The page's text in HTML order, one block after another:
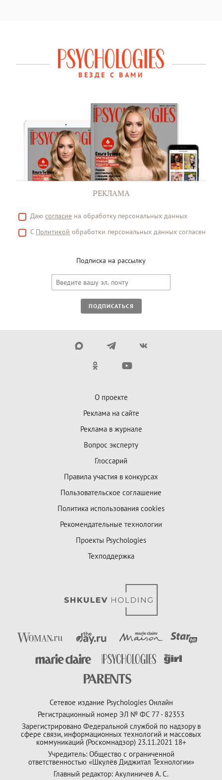
ВЕЗДЕ С ВАМИ
РЕКЛАМА
Даю согласие на обработку персональных данных
С Политикой обработки персональных данных согласен
Подписка на рассылку
ПОДПИСАТЬСЯ
О проекте
Реклама на сайте
Реклама в журнале
Вопрос эксперту
Глоссарий
Правила участия в конкурсах
Пользовательское соглашение
Политика использования cookies
Рекомендательные технологии
Проекты Psychologies
Техподдержка
Сетевое издание Psychologies Онлайн
Регистрационный номер ЭЛ № ФС 77 - 82353
Зарегистрировано Федеральной службой по надзору в
сфере связи, информационных технологий и массовых
коммуникаций (Роскомнадзор) 23.11.2021 18+
Учредитель: Общество с ограниченной
ответственностью «Шкулёв Диджитал Технологии»
Главный редактор: Акулиничев А. С.